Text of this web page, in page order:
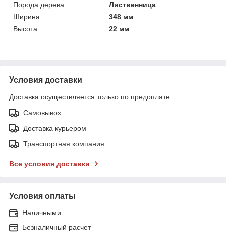
Порода дерева
Лиственница
Ширина
348 мм
Высота
22 мм
Условия доставки
Доставка осуществляется только по предоплате.
Самовывоз
Доставка курьером
Транспортная компания
Все условия доставки
Условия оплаты
Наличными
Безналичный расчет